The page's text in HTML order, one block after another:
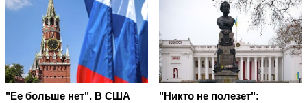
"Ее больше нет". В США
"Никто не полезет":